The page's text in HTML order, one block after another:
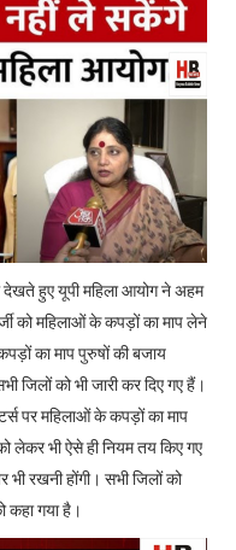
देखते हुए यूपी महिला आयोग ने अहम
को महिलाओं के कपड़ों का माप लेने
का माप पुरुषों की बजाय
जिलों को भी जारी कर दिए गए हैं।
पर महिलाओं के कपड़ों का माप
लेकर भी ऐसे ही नियम तय किए गए
रखनी होंगी। सभी जिलों को
कहा गया है।